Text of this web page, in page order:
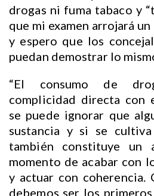
drogas ni fuma tabaco y
que mi examen arrojará
y espero que los
puedan demostrar lo
“El consumo de
complicidad directa con
se puede ignorar que
sustancia y si se
también constituye un
momento de acabar con
y actuar con coherencia.
debemos ser los